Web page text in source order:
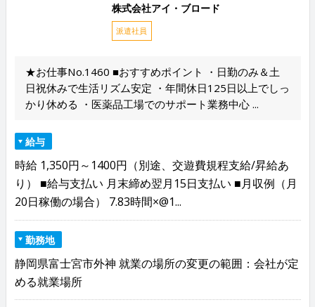
株式会社アイ・ブロード
派遣社員
★お仕事No.1460 ■おすすめポイント ・日勤のみ＆土
日祝休みで生活リズム安定 ・年間休日125日以上でしっ
かり休める ・医薬品工場でのサポート業務中心 ...
給与
時給 1,350円～1400円（別途、交遊費規程支給/昇給あ
り） ■給与支払い 月末締め翌月15日支払い ■月収例（月
20日稼働の場合） 7.83時間×@1...
勤務地
静岡県富士宮市外神 就業の場所の変更の範囲：会社が定
める就業場所